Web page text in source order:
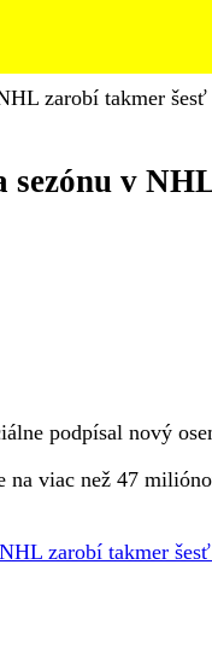
zarobí takmer
v
podpísal nový
na viac než 47
zarobí takmer